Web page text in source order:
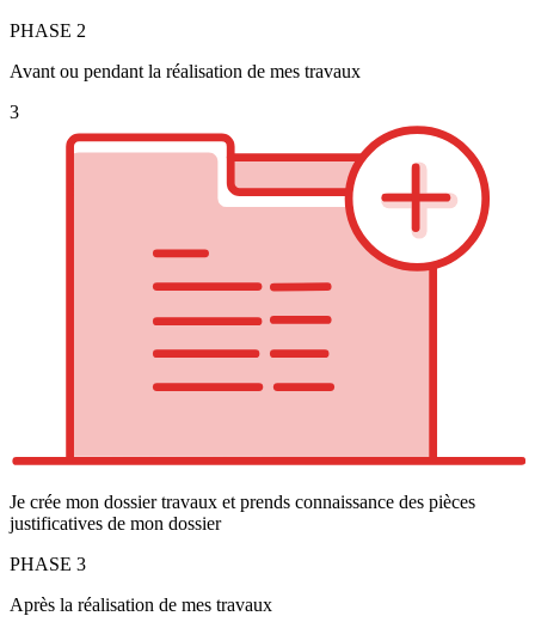
PHASE 2
Avant ou pendant la réalisation de mes travaux
3
Je crée mon dossier travaux et prends connaissance des pièces
justificatives de mon dossier
PHASE 3
Après la réalisation de mes travaux